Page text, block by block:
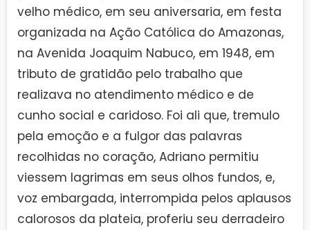
velho médico, em seu aniversaria, em festa
organizada na Ação Católica do Amazonas,
na Avenida Joaquim Nabuco, em 1948, em
tributo de gratidão pelo trabalho que
realizava no atendimento médico e de
cunho social e caridoso. Foi ali que, tremulo
pela emoção e a fulgor das palavras
recolhidas no coração, Adriano permitiu
viessem lagrimas em seus olhos fundos, e,
voz embargada, interrompida pelos aplausos
calorosos da plateia, proferiu seu derradeiro